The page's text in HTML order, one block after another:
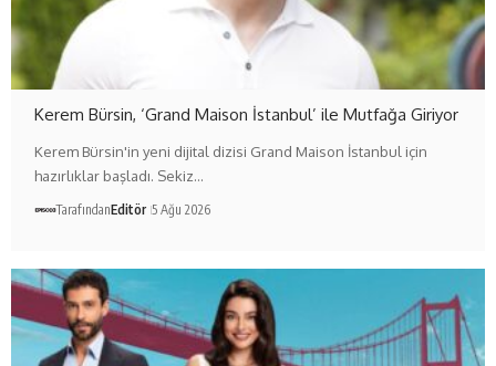
Kerem Bürsin, ‘Grand Maison İstanbul’ ile Mutfağa Giriyor
Kerem Bürsin'in yeni dijital dizisi Grand Maison İstanbul için
hazırlıklar başladı. Sekiz…
TarafındanEditör 5 Ağu 2026